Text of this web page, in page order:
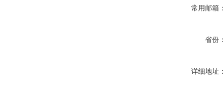
常用邮箱
省份
详细地址